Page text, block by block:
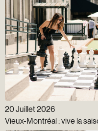
20 Juillet 2026
Vieux-Montréal : vive la